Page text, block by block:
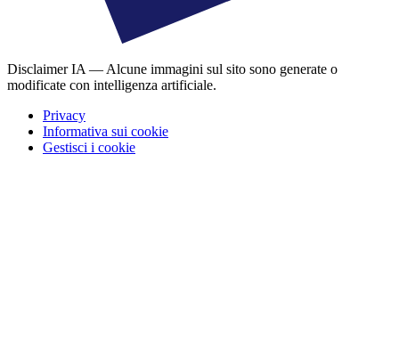
Disclaimer IA — Alcune immagini sul sito sono generate o
modificate con intelligenza artificiale.
Privacy
Informativa sui cookie
Gestisci i cookie